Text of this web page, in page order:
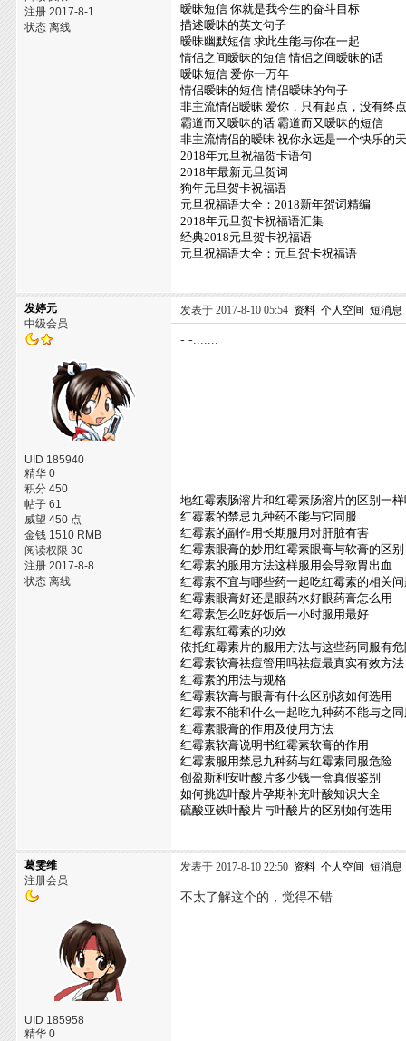
注册 2017-8-1
状态 离线
暧昧短信 你就是我今生的奋斗目标
描述暧昧的英文句子
暧昧幽默短信 求此生能与你在一起
情侣之间暧昧的短信 情侣之间暧昧的话
暧昧短信 爱你一万年
情侣暧昧的短信 情侣暧昧的句子
非主流情侣暧昧 爱你，只有起点，没有终
霸道而又暧昧的话 霸道而又暧昧的短信
非主流情侣的暧昧 祝你永远是一个快乐的
2018年元旦祝福贺卡语句
2018年最新元旦贺词
狗年元旦贺卡祝福语
元旦祝福语大全：2018新年贺词精编
2018年元旦贺卡祝福语汇集
经典2018元旦贺卡祝福语
元旦祝福语大全：元旦贺卡祝福语
发婷元
中级会员
UID 185940
精华 0
积分 450
帖子 61
威望 450 点
金钱 1510 RMB
阅读权限 30
注册 2017-8-8
状态 离线
发表于 2017-8-10 05:54 资料 个人空间 短消息
- -.......
地红霉素肠溶片和红霉素肠溶片的区别一
红霉素的禁忌九种药不能与它同服
红霉素的副作用长期服用对肝脏有害
红霉素眼膏的妙用红霉素眼膏与软膏的区别
红霉素的服用方法这样服用会导致胃出血
红霉素不宜与哪些药一起吃红霉素的相关
红霉素眼膏好还是眼药水好眼药膏怎么用
红霉素怎么吃好饭后一小时服用最好
红霉素红霉素的功效
依托红霉素片的服用方法与这些药同服有
红霉素软膏祛痘管用吗祛痘最真实有效方法
红霉素的用法与规格
红霉素软膏与眼膏有什么区别该如何选用
红霉素不能和什么一起吃九种药不能与之
红霉素眼膏的作用及使用方法
红霉素软膏说明书红霉素软膏的作用
红霉素服用禁忌九种药与红霉素同服危险
创盈斯利安叶酸片多少钱一盒真假鉴别
如何挑选叶酸片孕期补充叶酸知识大全
硫酸亚铁叶酸片与叶酸片的区别如何选用
葛雯维
注册会员
UID 185958
精华 0
发表于 2017-8-10 22:50 资料 个人空间 短消息
不太了解这个的，觉得不错